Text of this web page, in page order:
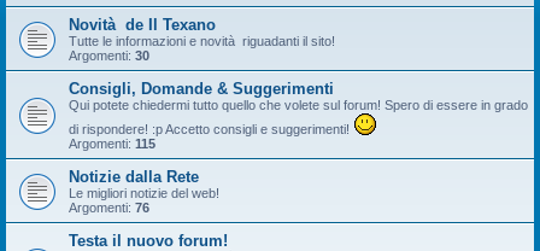
Novità de Il Texano
Tutte le informazioni e novità riguadanti il sito!
Argomenti: 30
Consigli, Domande & Suggerimenti
Qui potete chiedermi tutto quello che volete sul forum! Spero di essere in grado
di rispondere! :p Accetto consigli e suggerimenti!
Argomenti: 115
Notizie dalla Rete
Le migliori notizie del web!
Argomenti: 76
Testa il nuovo forum!